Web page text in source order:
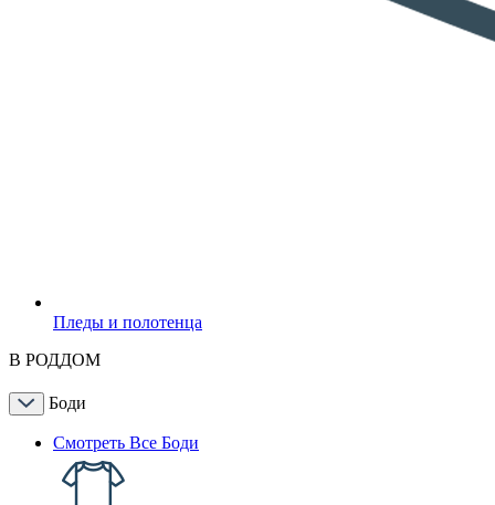
Пледы и полотенца
В РОДДОМ
Боди
Смотреть Все Боди